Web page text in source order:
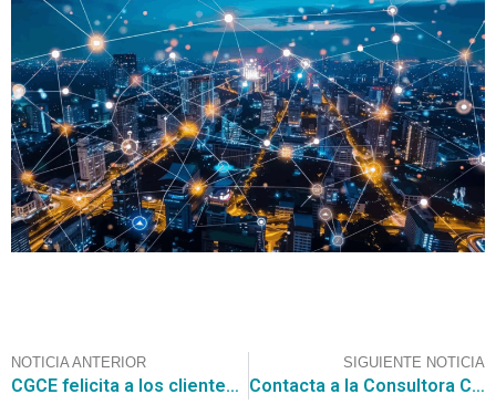
NOTICIA ANTERIOR
CGCE felicita a los clientes que confiaron en los servicios de la consultora para la adjudicación al “Convenio Marco Artículos de Escritorio y Papelería”
SIGUIENTE NOTICIA
Contacta a la Consultora CGCE para participar en la licitación para la “Contratación del Servicio de arriendo de flota vehicular” por $ 750.000.000.- de la Ilustre Municipalidad de Copiapó.